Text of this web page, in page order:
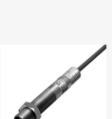
1.4571, WIKA